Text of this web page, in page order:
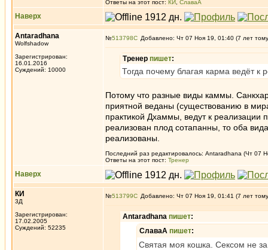
Ответы на этот пост: КИ СлаваА
Наверх
Antaradhana
Wolfshadow
Зарегистрирован:
16.01.2016
Суждений: 10000
№513798 Добавлено: Чт 07 Ноя 19, 01:40 (7 лет
Тренер пишет:
Тогда почему благая карма ведёт
Потому что разные виды каммы.
приятной веданы (существованию в
практикой Дхаммы, ведут к
реализован плод сотапанны, то оба
реализованы.
Последний раз редактировалось: Antaradhana (Чт 07
Ответы на этот пост: Тренер
Наверх
КИ
3Д
Зарегистрирован:
17.02.2005
Суждений: 52235
№513799 Добавлено: Чт 07 Ноя 19, 01:41 (7 лет
Antaradhana пишет:
СлаваА пишет:
Святая моя кошка. Сексом не